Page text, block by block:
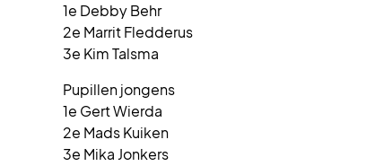
1e Debby Behr
2e Marrit Fledderus
3e Kim Talsma
Pupillen jongens
1e Gert Wierda
2e Mads Kuiken
3e Mika Jonkers